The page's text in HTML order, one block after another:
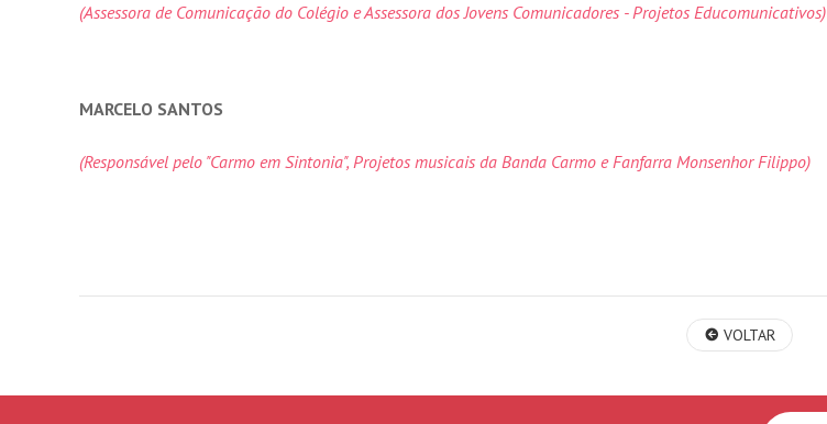
(Assessora de Comunicação do Colégio e Assessora dos Jovens Comunicadores - Projetos Educomunicativos)
MARCELO SANTOS
(Responsável pelo "Carmo em Sintonia", Projetos musicais da Banda Carmo e Fanfarra Monsenhor Filippo)
VOLTAR